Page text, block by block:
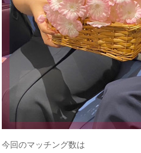
今回のマッチング数は